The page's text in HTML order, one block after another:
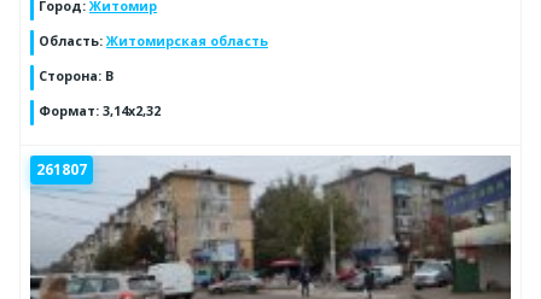
Город: Житомир
Область: Житомирская область
Сторона: B
Формат: 3,14x2,32
261807